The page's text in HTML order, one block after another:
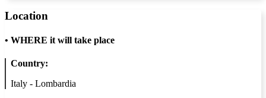
Location
• WHERE it will take place
Country:
Italy - Lombardia